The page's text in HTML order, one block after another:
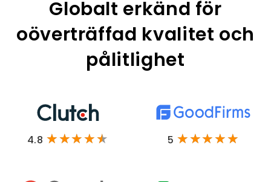
Globalt erkänd för
oöverträffad kvalitet och
pålitlighet
4.8 5